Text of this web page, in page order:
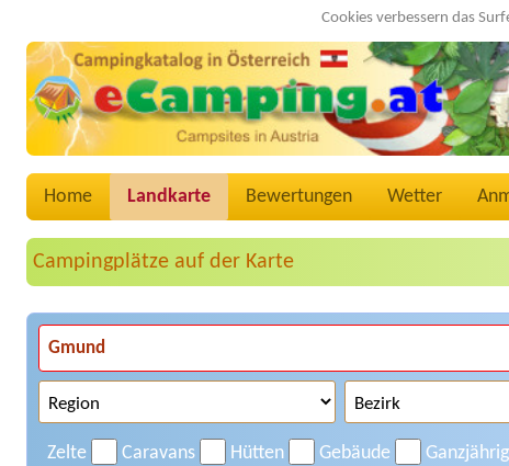
Cookies verbessern das
Home Landkarte Bewertungen Wetter
Campingplätze auf der Karte
Zelte Caravans Hütten Gebäude Ganzjährig